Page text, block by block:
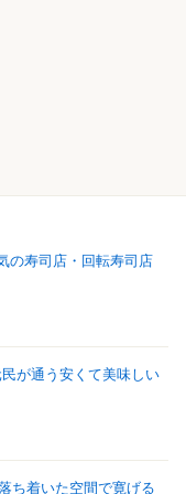
の寿司店・回転寿司店
が通う安くて美味しい
ち着いた空間で寛げる